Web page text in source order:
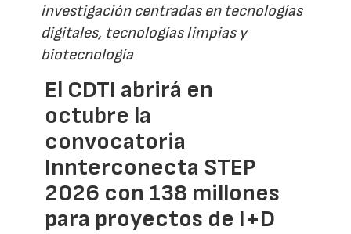
investigación centradas en tecnologías
digitales, tecnologías limpias y
biotecnología
El CDTI abrirá en
octubre la
convocatoria
Innterconecta STEP
2026 con 138 millones
para proyectos de I+D